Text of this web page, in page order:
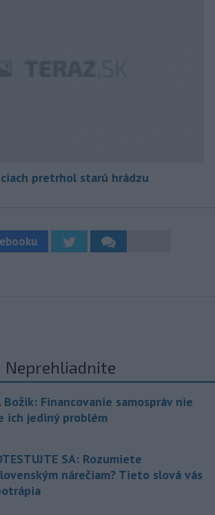
pretrhol starú hrádzu
Neprehliadnite
Božik: Financovanie samospráv nie
ich jediný problém
SA: Rozumiete
nárečiam? Tieto slová vás